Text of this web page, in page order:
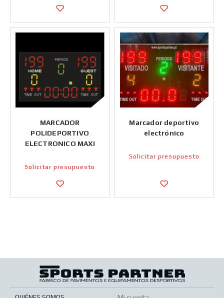
MARCADOR
POLIDEPORTIVO
ELECTRONICO MAXI
Solicitar presupuesto
Marcador deportivo
electrónico
Solicitar presupuesto